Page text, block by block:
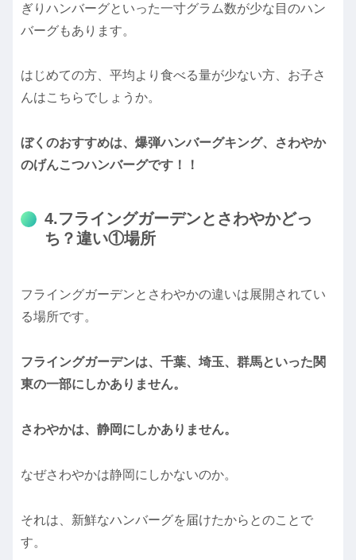
ぎりハンバーグといった一寸グラム数が少な目のハン
バーグもあります。
はじめての方、平均より食べる量が少ない方、お子さ
んはこちらでしょうか。
ぼくのおすすめは、爆弾ハンバーグキング、さわやか
のげんこつハンバーグです！！
4.フライングガーデンとさわやかどっ
ち？違い①場所
フライングガーデンとさわやかの違いは展開されてい
る場所です。
フライングガーデンは、千葉、埼玉、群馬といった関
東の一部にしかありません。
さわやかは、静岡にしかありません。
なぜさわやかは静岡にしかないのか。
それは、新鮮なハンバーグを届けたからとのことで
す。